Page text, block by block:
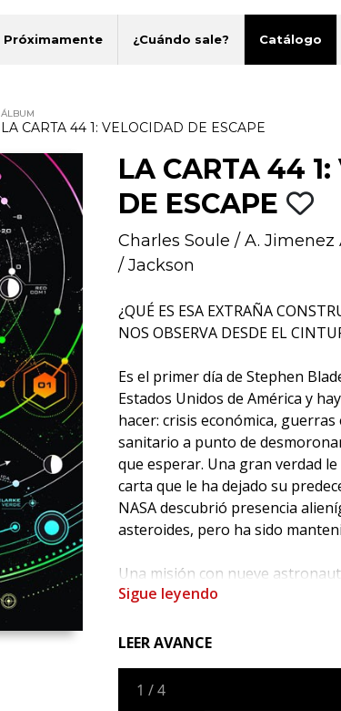
Próximamente ¿Cuándo sale? Catálogo
ÁLBUM
LA CARTA 44 1: VELOCIDAD DE ESCAPE
LA CARTA 44
DE ESCAPE
Charles Soule / A.
/ Jackson
¿QUÉ ES ESA EXTRAÑA
NOS OBSERVA DESDE EL
Es el primer día de Stephen
Estados Unidos de América y
hacer: crisis económica,
sanitario a punto de
que esperar. Una gran verdad
carta que le ha dejado su
NASA descubrió presencia
asteroides, pero ha sido
Una misión con nueve
momentos de camino al extraño
Blades es ahora el hombre más
Charles Soule (Hulka, La
Sigue leyendo
LEER AVANCE
1 /4